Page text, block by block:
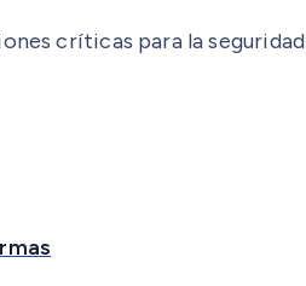
críticas para la